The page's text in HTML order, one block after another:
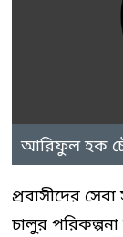
আরিফুল হক
প্রবাসীদের
চালুর